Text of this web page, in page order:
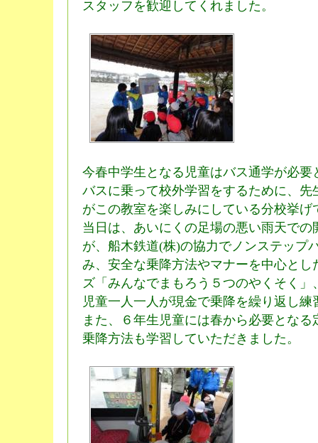
スタッフを歓迎してくれました。
今春中学生となる児童はバス通学が必要
バスに乗って校外学習をするために、先
がこの教室を楽しみにしている分校挙げ
当日は、あいにくの足場の悪い雨天での
が、船木鉄道(株)の協力でノンステップ
み、安全な乗降方法やマナーを中心とし
ズ「みんなでまもろう５つのやくそく」
児童一人一人が現金で乗降を繰り返し練
また、６年生児童には春から必要とな
乗降方法も学習していただきました。